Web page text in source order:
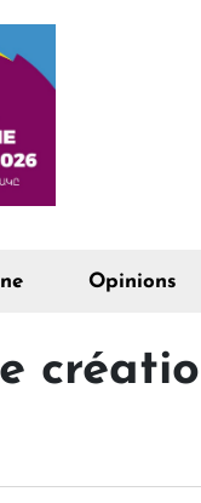
Opinions